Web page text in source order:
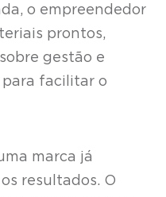
o empreendedor
prontos,
gestão e
facilitar o
marca já
resultados. O